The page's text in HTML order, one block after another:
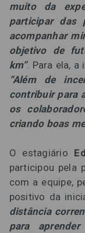
muito da
participar das
acompanhar
objetivo de
km”. Para ela,
“Além de
contribuir para
os
criando boas
O estagiário
participou pela
com a equipe,
positivo da
distância
para